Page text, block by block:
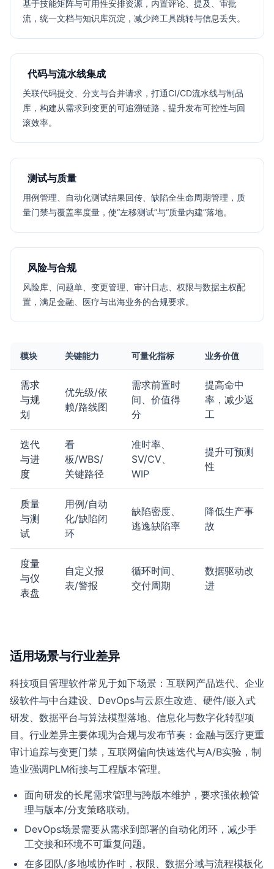
基于技能矩阵与可用性安排资源，内置评论、提及、审批
流，统一文档与知识库沉淀，减少跨工具跳转与信息丢失。
代码与流水线集成
关联代码提交、分支与合并请求，打通CI/CD流水线与制品
库，构建从需求到变更的可追溯链路，提升发布可控性与回
滚效率。
测试与质量
用例管理、自动化测试结果回传、缺陷全生命周期管理，质
量门禁与覆盖率度量，使“左移测试”与“质量内建”落地。
风险与合规
风险库、问题单、变更管理、审计日志、权限与数据主权配
置，满足金融、医疗与出海业务的合规要求。
模块 关键能力 可量化指标 业务价值
需求
与规
划
优先级/依
赖/路线图
需求前置时
间、价值得
分
提高命中
率，减少返
工
迭代
与进
度
看
板/WBS/
关键路径
准时率、
SV/CV、
WIP
提升可预测
性
质量
与测
试
用例/自动
化/缺陷闭
环
缺陷密度、
逃逸缺陷率
降低生产事
故
度量
与仪
表盘
自定义报
表/警报
循环时间、
交付周期
数据驱动改
进
适用场景与行业差异
科技项目管理软件常见于如下场景：互联网产品迭代、企业
级软件与中台建设、DevOps与云原生改造、硬件/嵌入式
研发、数据平台与算法模型落地、信息化与数字化转型项
目。行业差异主要体现为合规与发布节奏：金融与医疗更重
审计追踪与变更门禁，互联网偏向快速迭代与A/B实验，制
造业强调PLM衔接与工程版本管理。
面向研发的长尾需求管理与跨版本维护，要求强依赖管
理与版本/分支策略联动。
DevOps场景需要从需求到部署的自动化闭环，减少手
工交接和环境不可重复问题。
在多团队/多地域协作时，权限、数据分域与流程模板化